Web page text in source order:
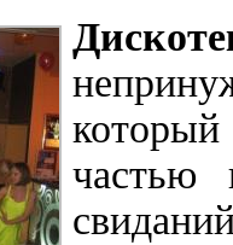
частью